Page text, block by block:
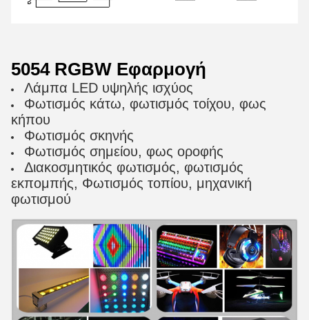
5054 RGBW Εφαρμογή
Λάμπα LED υψηλής ισχύος
Φωτισμός κάτω, φωτισμός τοίχου, φως
κήπου
Φωτισμός σκηνής
Φωτισμός σημείου, φως οροφής
Διακοσμητικός φωτισμός, φωτισμός
εκπομπής, Φωτισμός τοπίου, μηχανική
φωτισμού